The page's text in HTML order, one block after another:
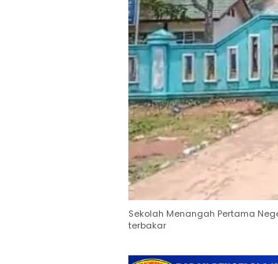
Sekolah Menangah Pertama
terbakar